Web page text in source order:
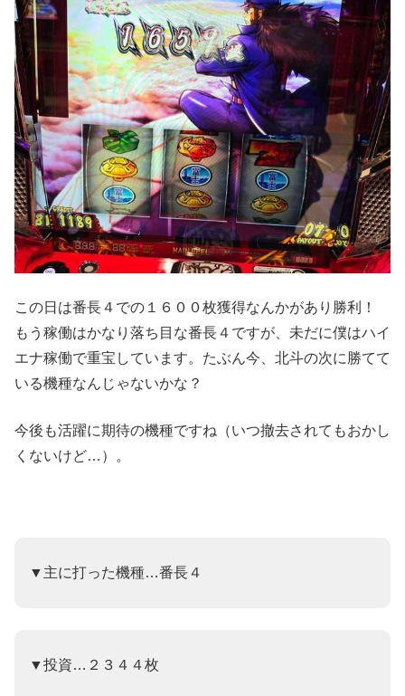
この日は番長４での１６００枚獲得なんかがあり勝利！
もう稼働はかなり落ち目な番長４ですが、未だに僕はハイ
エナ稼働で重宝しています。たぶん今、北斗の次に勝てて
いる機種なんじゃないかな？
今後も活躍に期待の機種ですね（いつ撤去されてもおかし
くないけど…）。
▼主に打った機種…番長４
▼投資…２３４４枚